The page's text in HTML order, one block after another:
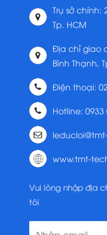
Trụ sở chính:
Tp. HCM
Địa chỉ giao
Bình Thạnh,
Điện thoại:
Hotline: 0933
www.tmt-
Vui lòng nhập địa
tôi